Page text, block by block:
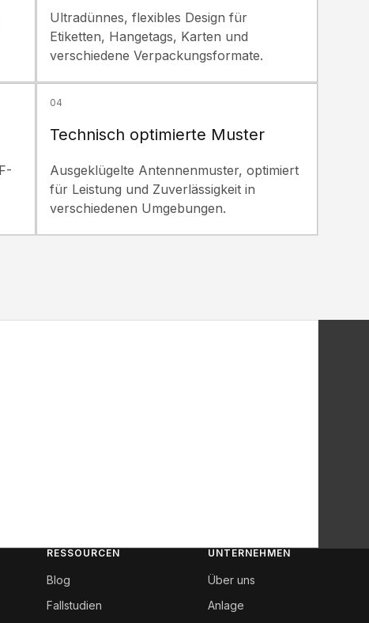
Ultradünnes, flexibles Design für
Etiketten, Hangetags, Karten und
verschiedene Verpackungsformate.
04
Technisch optimierte Muster
Ausgeklügelte Antennenmuster, optimiert
für Leistung und Zuverlässigkeit in
verschiedenen Umgebungen.
RESSOURCEN
Blog
Fallstudien
UNTERNEHMEN
Über uns
Anlage